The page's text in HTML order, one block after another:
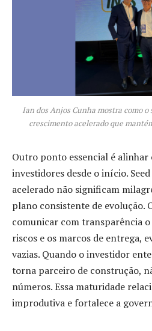
Ian dos Anjos Cunha mostra como
crescimento acelerado que
Outro ponto essencial é alinhar
investidores desde o início.
acelerado não significam
plano consistente de evolução.
comunicar com transparência
riscos e os marcos de entrega,
vazias. Quando o investidor
torna parceiro de construção,
números. Essa maturidade
improdutiva e fortalece a